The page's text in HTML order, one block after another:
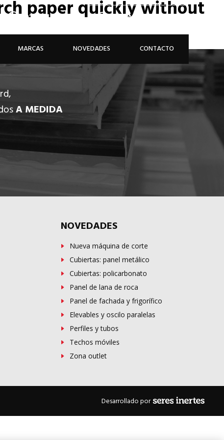
926 81 48 68 ÁREA PROFESIONAL
MARCAS NOVEDADES CONTACTO
paper quickly without
A MEDIDA
NOVEDADES
Nueva máquina de corte
Cubiertas: panel metálico
Cubiertas: policarbonato
Panel de lana de roca
Panel de fachada y frigorífico
Elevables y oscilo paralelas
Perfiles y tubos
Techos móviles
Zona outlet
Desarrollado por